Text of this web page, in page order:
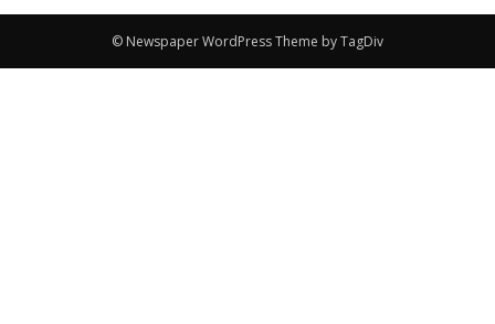
© Newspaper WordPress Theme by TagDiv